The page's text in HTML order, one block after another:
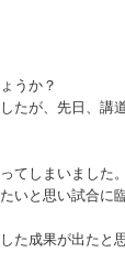
うか？
たが、先日、講
てしまいました。
いと思い試合に臨
た成果が出たと思